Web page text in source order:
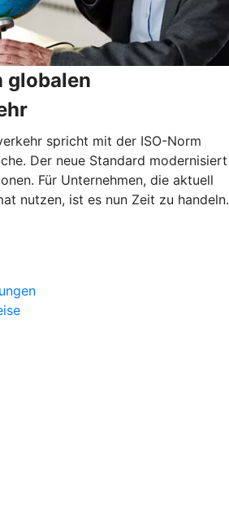
globalen
spricht mit der ISO-Norm
Der neue Standard modernisiert
Für Unternehmen, die aktuell
nutzen, ist es nun Zeit zu handeln.